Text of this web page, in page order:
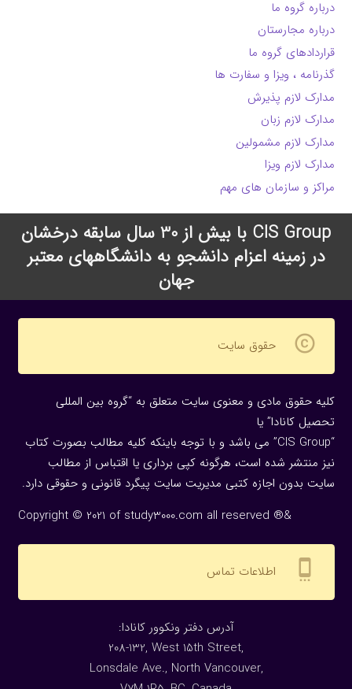
درباره گروه ما
درباره مجارستان
قراردادهای گروه ما
گذرنامه ، ویزا و سفارت ها
مدارک لازم پذیرش
مدارک لازم زبان
مدارک لازم مشمولین
مدارک لازم ویزا
مراکز و سازمان های مهم
CIS Group با بیش از 30 سال سابقه درخشان
در زمینه اعزام دانشجو به دانشگاههای معتبر
جهان
copyright حقوق سایت
کلیه حقوق مادی و معنوی سایت متعلق به “گروه بین المللی
تحصیل کانادا” یا
“CIS Group” می باشد و با توجه باینکه کلیه مطالب بصورت کتاب
نیز منتشر شده است، هرگونه كپی برداری یا اقتباس از مطالب
سایت بدون اجازه كتبی مدیریت سایت پیگرد قانونی و حقوقی دارد.
Copyright © 2021 of study3000.com all reserved ®&
settings_cell اطلاعات تماس
:آدرس دفتر ونکوور کانادا
208-132, West 15th Street,
Lonsdale Ave., North Vancouver,